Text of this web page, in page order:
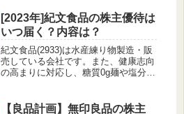
[2023年]紀文食品の株主優待は
いつ届く？内容は？
紀文食品(2933)は水産練り物製造・販
売している会社です。また、健康志向
の高まりに対応し、糖質0g麺や塩分カ
でん！株主優待の内容紀文食品の株主
【良品計画】無印良品の株主